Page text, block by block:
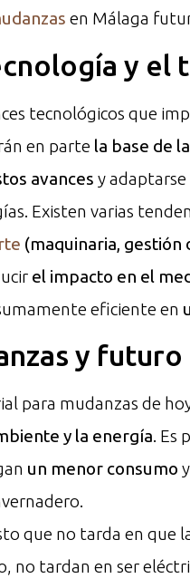
en Málaga
y el
tecnológicos que
en parte la base de
avances y
Existen varias
(maquinaria, gestión
el impacto en el
eficiente en
y
para mudanzas de
y la energía. Es
un menor consumo
que no tarda en que
no tardan en ser